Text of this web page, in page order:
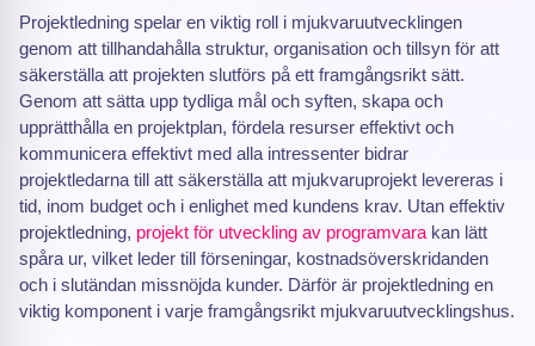
Projektledning spelar en viktig roll i mjukvaruutvecklingen
genom att tillhandahålla struktur, organisation och tillsyn för att
säkerställa att projekten slutförs på ett framgångsrikt sätt.
Genom att sätta upp tydliga mål och syften, skapa och
upprätthålla en projektplan, fördela resurser effektivt och
kommunicera effektivt med alla intressenter bidrar
projektledarna till att säkerställa att mjukvaruprojekt levereras i
tid, inom budget och i enlighet med kundens krav. Utan effektiv
projektledning, projekt för utveckling av programvara kan lätt
spåra ur, vilket leder till förseningar, kostnadsöverskridanden
och i slutändan missnöjda kunder. Därför är projektledning en
viktig komponent i varje framgångsrikt mjukvaruutvecklingshus.